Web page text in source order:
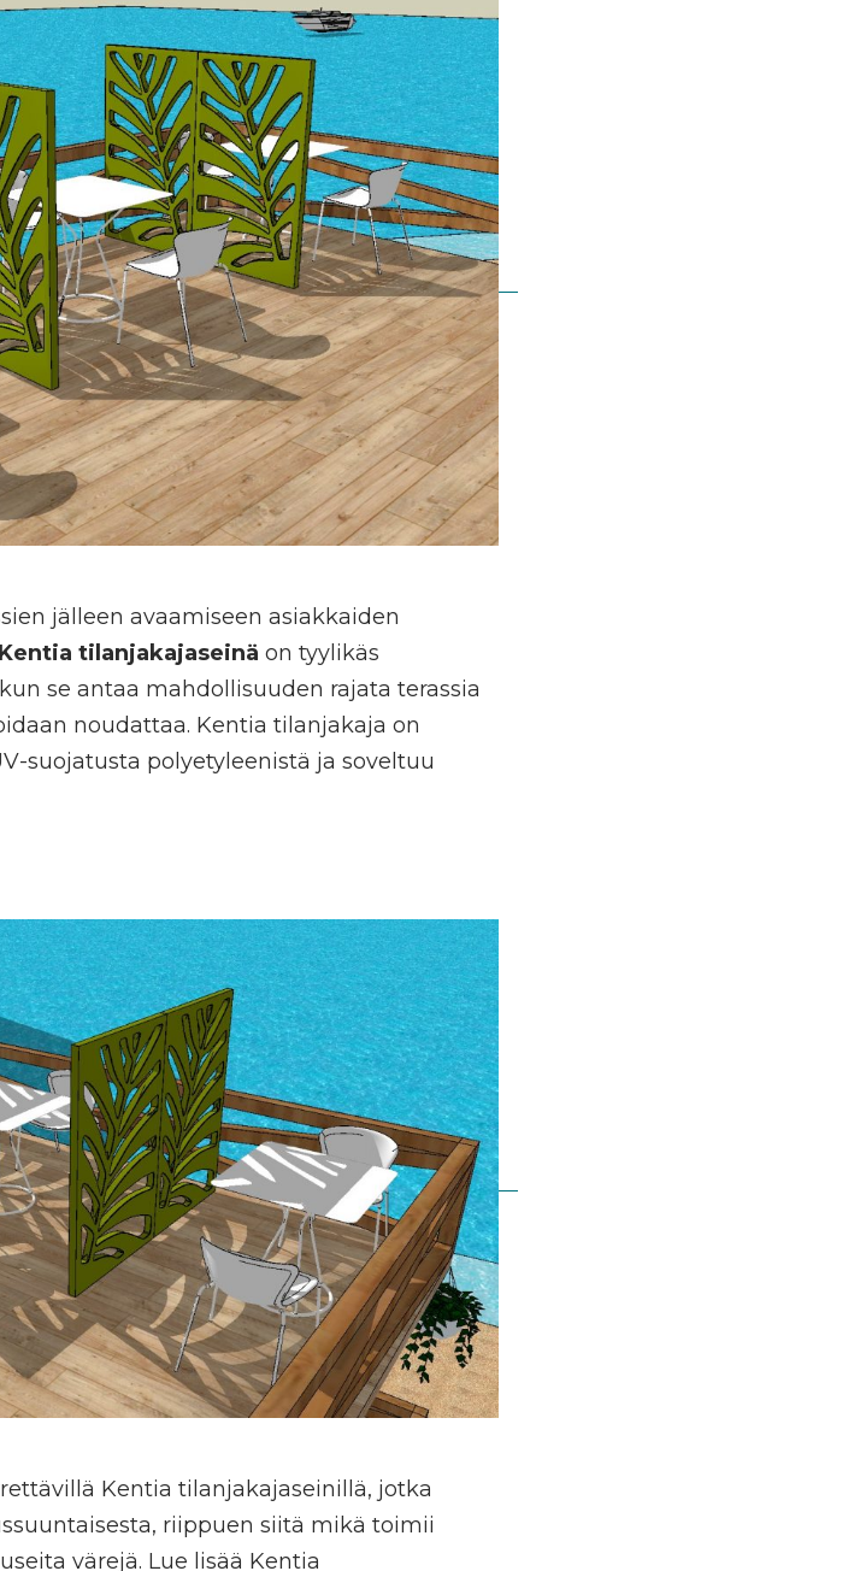
jälleen avaamiseen asiakkaiden
tilanjakajaseinä on tyylikäs
se antaa mahdollisuuden rajata terassia
noudattaa. Kentia tilanjakaja on
suojatusta polyetyleenistä ja soveltuu
Kentia tilanjakajaseinillä, jotka
riippuen siitä mikä toimii
värejä. Lue lisää Kentia